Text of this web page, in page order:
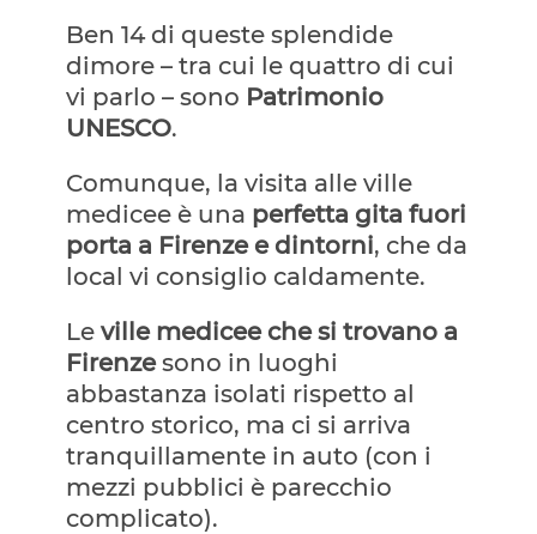
Ben 14 di queste splendide
dimore – tra cui le quattro di cui
vi parlo – sono Patrimonio
UNESCO.
Comunque, la visita alle ville
medicee è una perfetta gita fuori
porta a Firenze e dintorni, che da
local vi consiglio caldamente.
Le ville medicee che si trovano a
Firenzesono in luoghi
abbastanza isolati rispetto al
centro storico, ma ci si arriva
tranquillamente in auto (con i
mezzi pubblici è parecchio
complicato).